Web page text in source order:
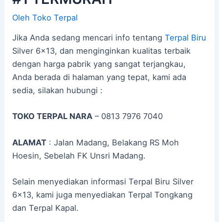
OlehToko Terpal
Jika Anda sedang mencari info tentangTerpal Biru
Silver 6×13, dan menginginkan kualitas terbaik
dengan harga pabrik yang sangat terjangkau,
Anda berada di halaman yang tepat, kami ada
sedia, silakan hubungi :
TOKO TERPAL NARA – 0813 7976 7040
ALAMAT : Jalan Madang, Belakang RS Moh
Hoesin, Sebelah FK Unsri Madang.
Selain menyediakan informasi Terpal Biru Silver
6×13, kami juga menyediakan Terpal Tongkang
dan Terpal Kapal.